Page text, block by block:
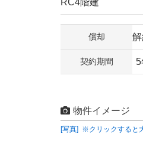
RC4階建
償却
契約期間 5
物件イメージ
[写真] ※クリックすると